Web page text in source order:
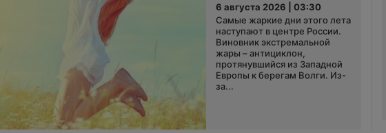
6 августа 2026 | 03:30
Самые жаркие дни этого лета
наступают в центре России.
Виновник экстремальной
жары – антициклон,
протянувшийся из Западной
Европы к берегам Волги. Из-
за...